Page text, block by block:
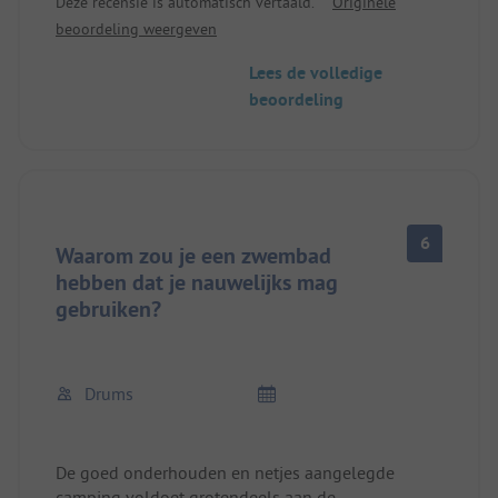
en vies en waren pruimtoiletten zonder
handgrepen....en schoon is anders. Het zwembad
hingen soms in het water....
.eerder teleurgesteld vertrokken.... Veel te duur
beoordeling weergeven
Lees de volledige
beoordeling
Waarom zou je een zwembad
hebben dat je nauwelijks mag
gebruiken?
6
Drums
De goed onderhouden en netjes aangelegde